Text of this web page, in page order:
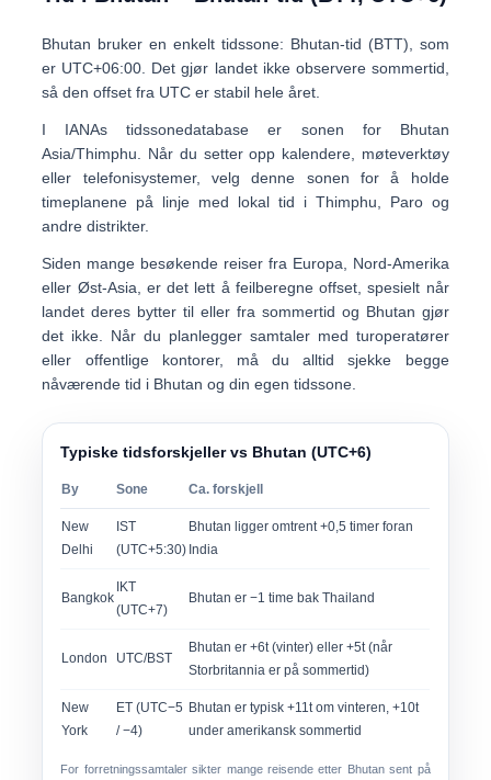
Bhutan bruker en enkelt tidssone: Bhutan-tid (BTT) , som
er UTC+06:00 . Det gjør landet ikke observere sommertid
så den offset fra UTC er stabil hele året.
I IANAs tidssonedatabase er sonen for Bhutan
Asia/Thimphu . Når du setter opp kalendere, møteverktøy
eller telefonisystemer, velg denne sonen for å holde
timeplanene på linje med lokal tid i Thimphu, Paro og
andre distrikter.
Siden mange besøkende reiser fra Europa, Nord-Amerika
eller Øst-Asia, er det lett å feilberegne offset, spesielt når
landet deres bytter til eller fra sommertid og Bhutan gjør
det ikke. Når du planlegger samtaler med turoperatører
eller offentlige kontorer, må du alltid sjekke begge
nåværende tid i Bhutan ogdin egen tidssone
Typiske tidsforskjeller vs Bhutan (UTC+6)
By Sone Ca. forskjell
New
Delhi
IST
(UTC+5:30)
Bhutan ligger omtrent +0,5 timer foran
India
Bangkok
IKT
(UTC+7)
Bhutan er −1 time bak Thailand
London UTC/BST
Bhutan er +6t (vinter) eller +5t (når
Storbritannia er på sommertid)
New
York
ET (UTC−5
/ −4)
Bhutan er typisk +11t om vinteren, +10t
under amerikansk sommertid
For forretningssamtaler sikter mange reisende etter Bhutan sent på